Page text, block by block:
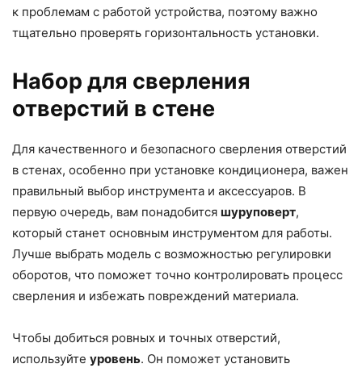
к проблемам с работой устройства, поэтому важно
тщательно проверять горизонтальность установки.
Набор для сверления
отверстий в стене
Для качественного и безопасного сверления отверстий
в стенах, особенно при установке кондиционера, важен
правильный выбор инструмента и аксессуаров. В
первую очередь, вам понадобится шуруповерт,
который станет основным инструментом для работы.
Лучше выбрать модель с возможностью регулировки
оборотов, что поможет точно контролировать процесс
сверления и избежать повреждений материала.
Чтобы добиться ровных и точных отверстий,
используйте уровень. Он поможет установить